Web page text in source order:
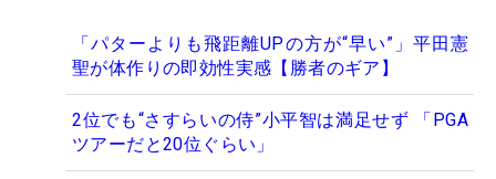
「パターよりも飛距離UPの方が“早い”」平田憲
聖が体作りの即効性実感【勝者のギア】
2位でも“さすらいの侍”小平智は満足せず 「PGA
ツアーだと20位ぐらい」